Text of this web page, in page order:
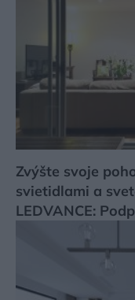
Zvýšte svoje
svietidlami a
LEDVANCE: